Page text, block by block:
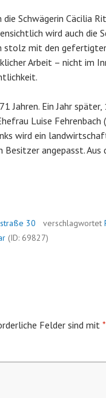
Schwägerin Cäcilia
wird auch die
stolz mit den
Arbeit – nicht im
Ein Jahr später,
Luise Fehrenbach
wird ein
Besitzer angepasst.
30 verschlagwortet
(ID: 69827)
Felder sind mit *